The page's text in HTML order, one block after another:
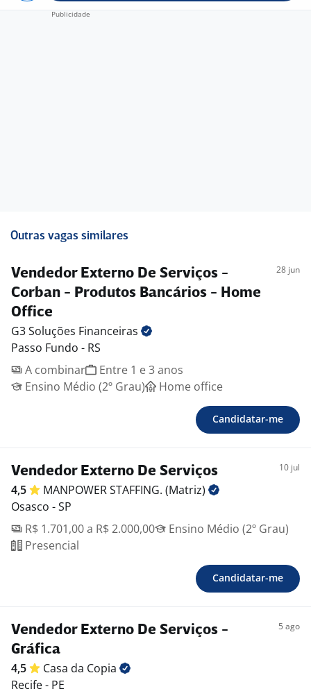
Outras vagas similares
Vendedor Externo De Serviços -
Corban - Produtos Bancários - Home
Office
28 jun
G3 Soluções Financeiras
Passo Fundo - RS
A combinar
Entre 1 e 3 anos
Ensino Médio (2º Grau)
Home office
Candidatar-me
Vendedor Externo De Serviços 10 jul
4,5 MANPOWER STAFFING. (Matriz)
Osasco - SP
R$ 1.701,00 a R$ 2.000,00
Ensino Médio (2º Grau)
Presencial
Candidatar-me
Vendedor Externo De Serviços -
Gráfica
5 ago
4,5 Casa da Copia
Recife - PE